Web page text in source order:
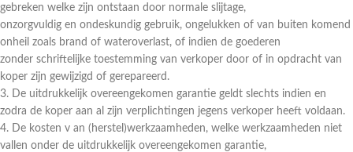
gebreken welke zijn ontstaan door normale slijtage,
onzorgvuldig en ondeskundig gebruik, ongelukken of van buiten komend
onheil zoals brand of wateroverlast, of indien de goederen
zonder schriftelijke toestemming van verkoper door of in opdracht van
koper zijn gewijzigd of gerepareerd.
3. De uitdrukkelijk overeengekomen garantie geldt slechts indien en
zodra de koper aan al zijn verplichtingen jegens verkoper heeft voldaan.
4. De kosten v an (herstel)werkzaamheden, welke werkzaamheden niet
vallen onder de uitdrukkelijk overeengekomen garantie,